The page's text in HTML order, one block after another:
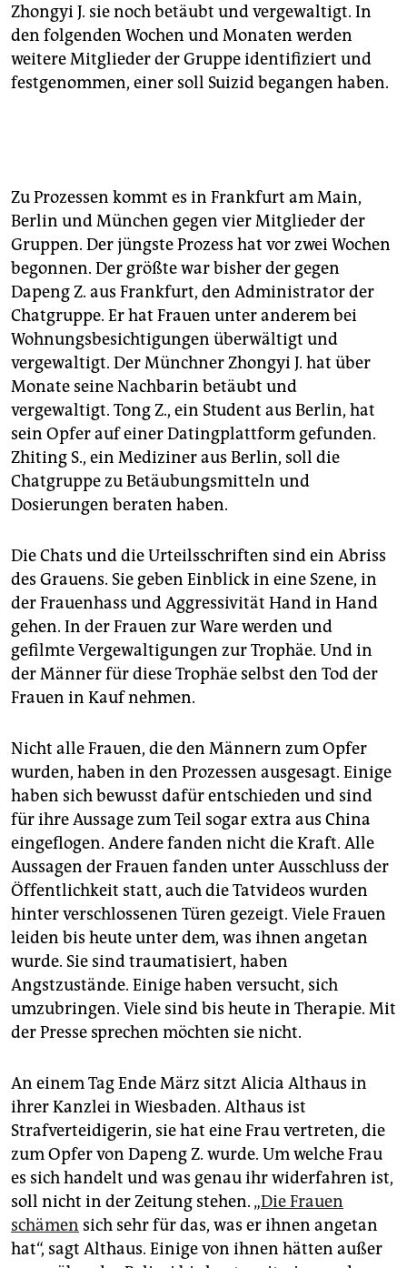
Zhongyi J. sie noch betäubt und vergewaltigt. In
den folgenden Wochen und Monaten werden
weitere Mitglieder der Gruppe identifiziert und
festgenommen, einer soll Suizid begangen haben.
Zu Prozessen kommt es in Frankfurt am Main,
Berlin und München gegen vier Mitglieder der
Gruppen. Der jüngste Prozess hat vor zwei Wochen
begonnen. Der größte war bisher der gegen
Dapeng Z. aus Frankfurt, den Administrator der
Chatgruppe. Er hat Frauen unter anderem bei
Wohnungsbesichtigungen überwältigt und
vergewaltigt. Der Münchner Zhongyi J. hat über
Monate seine Nachbarin betäubt und
vergewaltigt. Tong Z., ein Student aus Berlin, hat
sein Opfer auf einer Datingplattform gefunden.
Zhiting S., ein Mediziner aus Berlin, soll die
Chatgruppe zu Betäubungsmitteln und
Dosierungen beraten haben.
Die Chats und die Urteilsschriften sind ein Abriss
des Grauens. Sie geben Einblick in eine Szene, in
der Frauenhass und Aggressivität Hand in Hand
gehen. In der Frauen zur Ware werden und
gefilmte Vergewaltigungen zur Trophäe. Und in
der Männer für diese Trophäe selbst den Tod der
Frauen in Kauf nehmen.
Nicht alle Frauen, die den Männern zum Opfer
wurden, haben in den Prozessen ausgesagt. Einige
haben sich bewusst dafür entschieden und sind
für ihre Aussage zum Teil sogar extra aus China
eingeflogen. Andere fanden nicht die Kraft. Alle
Aussagen der Frauen fanden unter Ausschluss der
Öffentlichkeit statt, auch die Tatvideos wurden
hinter verschlossenen Türen gezeigt. Viele Frauen
leiden bis heute unter dem, was ihnen angetan
wurde. Sie sind traumatisiert, haben
Angstzustände. Einige haben versucht, sich
umzubringen. Viele sind bis heute in Therapie. Mit
der Presse sprechen möchten sie nicht.
An einem Tag Ende März sitzt Alicia Althaus in
ihrer Kanzlei in Wiesbaden. Althaus ist
Strafverteidigerin, sie hat eine Frau vertreten, die
zum Opfer von Dapeng Z. wurde. Um welche Frau
es sich handelt und was genau ihr widerfahren ist,
soll nicht in der Zeitung stehen. „Die Frauen
schämen sich sehr für das, was er ihnen angetan
hat“, sagt Althaus. Einige von ihnen hätten außer